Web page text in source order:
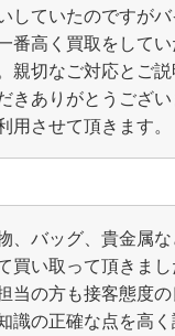
していたのですが
番高く買取をして
親切なご対応とご
きありがとうござい
用させて頂きます。
、バッグ、貴金属
買い取って頂きま
当の方も接客態度
識の正確な点を高く